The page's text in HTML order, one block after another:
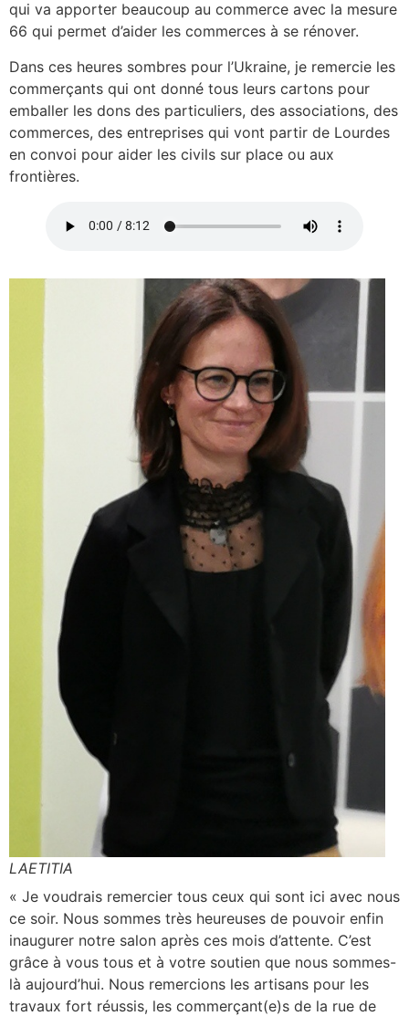
qui va apporter beaucoup au commerce avec la mesure
66 qui permet d’aider les commerces à se rénover.
Dans ces heures sombres pour l’Ukraine, je remercie les
commerçants qui ont donné tous leurs cartons pour
emballer les dons des particuliers, des associations, des
commerces, des entreprises qui vont partir de Lourdes
en convoi pour aider les civils sur place ou aux
frontières.
LAETITIA
« Je voudrais remercier tous ceux qui sont ici avec nous
ce soir. Nous sommes très heureuses de pouvoir enfin
inaugurer notre salon après ces mois d’attente. C’est
grâce à vous tous et à votre soutien que nous sommes-
là aujourd’hui. Nous remercions les artisans pour les
travaux fort réussis, les commerçant(e)s de la rue de